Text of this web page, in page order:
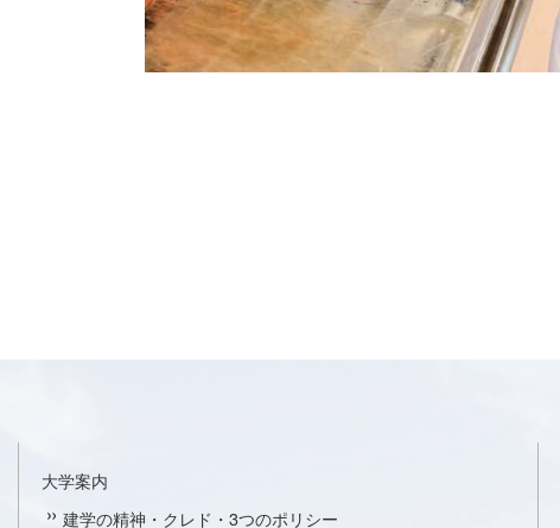
大学案内
建学の精神・クレド・3つのポリシー